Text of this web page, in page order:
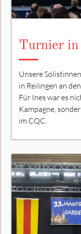
Turnier in
Unsere
in Reilingen an
Für Ines war es
Kampagne,
im CQC.